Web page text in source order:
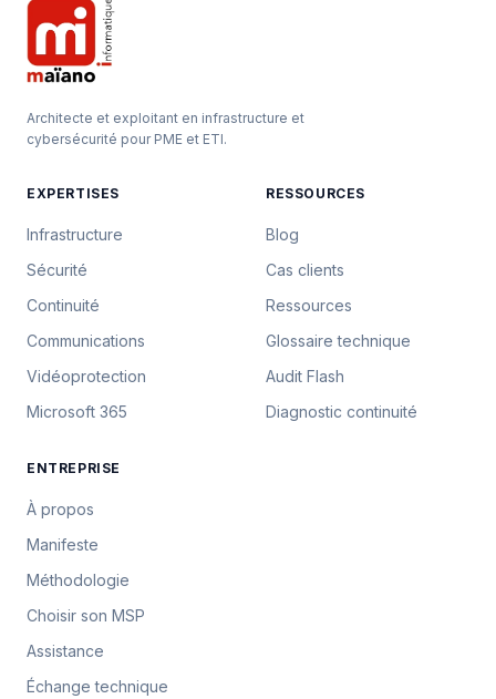
Architecte et exploitant en infrastructure et
cybersécurité pour PME et ETI.
EXPERTISES
Infrastructure
Sécurité
Continuité
Communications
Vidéoprotection
Microsoft 365
RESSOURCES
Blog
Cas clients
Ressources
Glossaire technique
Audit Flash
Diagnostic continuité
ENTREPRISE
À propos
Manifeste
Méthodologie
Choisir son MSP
Assistance
Échange technique